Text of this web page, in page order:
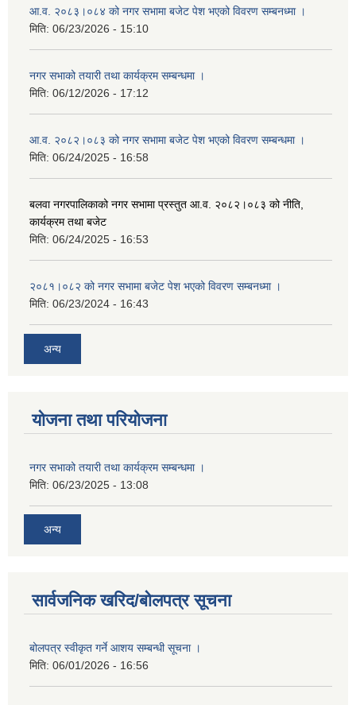
आ.व. २०८३।०८४ को नगर सभामा बजेट पेश भएको विवरण सम्बनध्मा ।
मिति: 06/23/2026 - 15:10
नगर सभाको तयारी तथा कार्यक्रम सम्बन्धमा ।
मिति: 06/12/2026 - 17:12
आ.व. २०८२।०८३ को नगर सभामा बजेट पेश भएको विवरण सम्बन्धमा ।
मिति: 06/24/2025 - 16:58
बलवा नगरपालिकाको नगर सभामा प्रस्तुत आ.व. २०८२।०८३ को नीति,
कार्यक्रम तथा बजेट
मिति: 06/24/2025 - 16:53
२०८१।०८२ को नगर सभामा बजेट पेश भएको विवरण सम्बनध्मा ।
मिति: 06/23/2024 - 16:43
अन्य
योजना तथा परियोजना
नगर सभाको तयारी तथा कार्यक्रम सम्बन्धमा ।
मिति: 06/23/2025 - 13:08
अन्य
सार्वजनिक खरिद/बोलपत्र सूचना
बोलपत्र स्वीकृत गर्ने आशय सम्बन्धी सूचना ।
मिति: 06/01/2026 - 16:56